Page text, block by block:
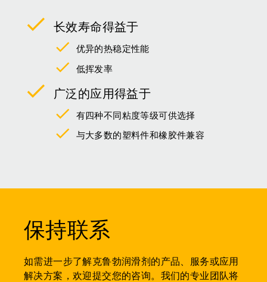
长效寿命得益于
优异的热稳定性能
低挥发率
广泛的应用得益于
有四种不同粘度等级可供选择
与大多数的塑料件和橡胶件兼容
保持联系
如需进一步了解克鲁勃润滑剂的产品、服务或应用
解决方案，欢迎提交您的咨询。我们的专业团队将